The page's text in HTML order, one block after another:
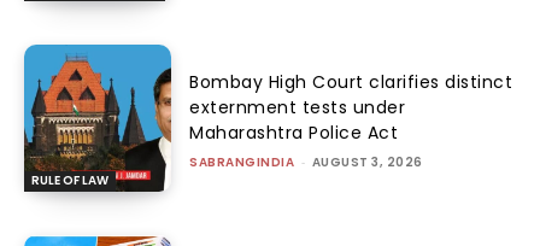
RULE OF LAW
Bombay High Court clarifies distinct
externment tests under
Maharashtra Police Act
SABRANGINDIA - AUGUST 3, 2026